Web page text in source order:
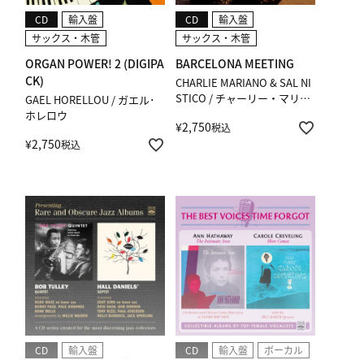
GAEL HORELLOU / ガエル･
ホレロウ
ORGAN POWER! 2 (DIGIPA
CK)
CD
輸入盤
サックス・木管
¥2,750税込
CHARLIE MARIANO & SAL NI
STICO / チャーリー・マリア
BARCELONA MEETING
CD
輸入盤
サックス・木管
¥2,750税込
CD
輸入盤
CD 輸入盤 ボーカル